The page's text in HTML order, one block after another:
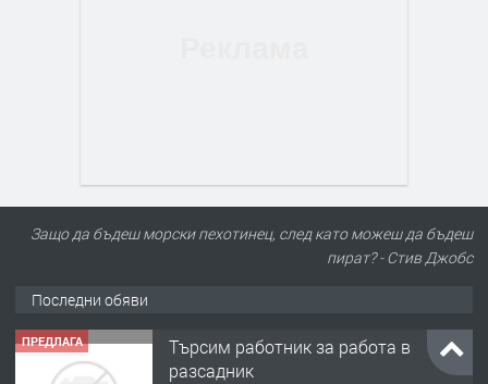
Защо да бъдеш морски пехотинец, след като можеш да бъдеш
пират? - Стив Джобс
Последни обяви
ПРЕДЛАГА
Търсим работник за работа в
разсадник